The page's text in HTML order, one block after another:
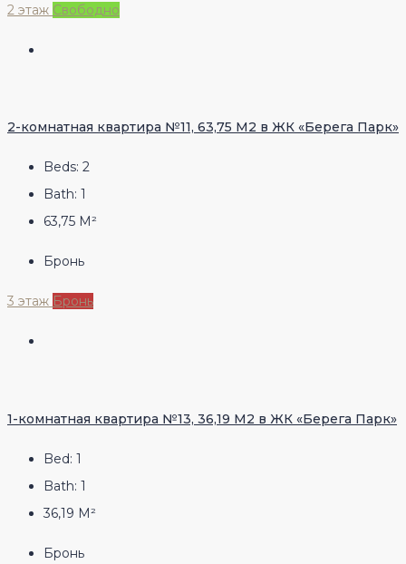
2 этаж Свободно
2-комнатная квартира №11, 63,75 М2 в ЖК «Берега Парк»
Beds: 2
Bath: 1
63,75 М²
Бронь
3 этаж Бронь
1-комнатная квартира №13, 36,19 М2 в ЖК «Берега Парк»
Bed: 1
Bath: 1
36,19 М²
Бронь